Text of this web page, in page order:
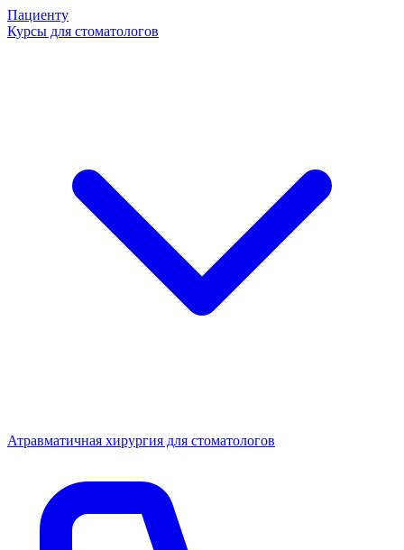
Пациенту
Курсы для стоматологов
Атравматичная хирургия для стоматологов